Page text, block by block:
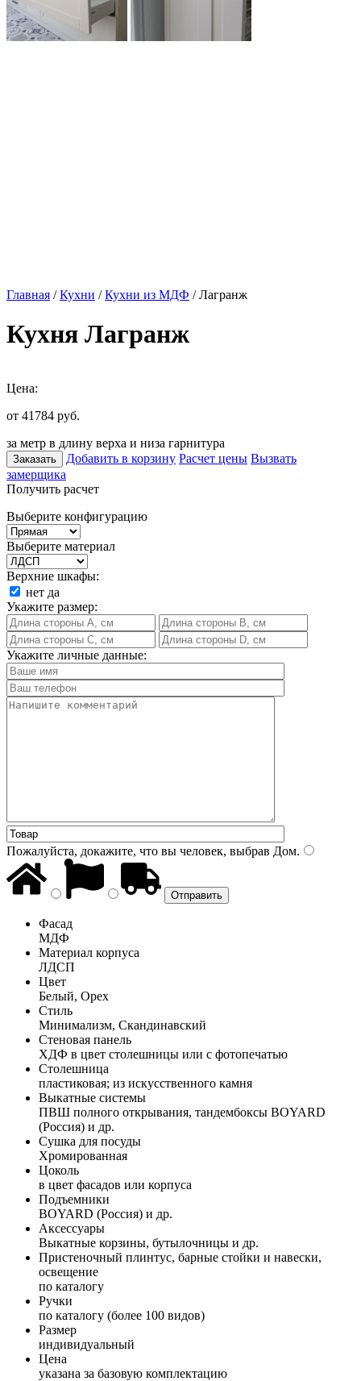
Главная /Кухни /Кухни из МДФ / Лагранж
Кухня Лагранж
Цена:
от 41784 руб.
за метр в длину верха и низа гарнитура
Заказать Добавить в корзину Расчет цены Вызвать
замерщика
Получить расчет
Выберите конфигурацию
Выберите материал
Верхние шкафы:
нет да
Укажите размер:
Укажите личные данные:
Пожалуйста, докажите, что вы человек, выбрав Дом.
Фасад
МДФ
Материал корпуса
ЛДСП
Цвет
Белый, Орех
Стиль
Минимализм, Скандинавский
Стеновая панель
ХДФ в цвет столешницы или с фотопечатью
Столешница
пластиковая; из искусственного камня
Выкатные системы
ПВШ полного открывания, тандембоксы BOYARD
(Россия) и др.
Сушка для посуды
Хромированная
Цоколь
в цвет фасадов или корпуса
Подъемники
BOYARD (Россия) и др.
Аксессуары
Выкатные корзины, бутылочницы и др.
Пристеночный плинтус, барные стойки и навески,
освещение
по каталогу
Ручки
по каталогу (более 100 видов)
Размер
индивидуальный
Цена
указана за базовую комплектацию